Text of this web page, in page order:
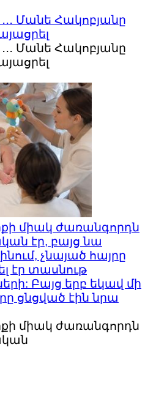
Մանե Հակոբյանը
Մանե Հակոբյանը
միակ ժառանգորդն
էր, բայց նա
չնայած հայրը
էր տասնութ
Բայց երբ եկավ մի
ցնցված էին նրա
միակ ժառանգորդն